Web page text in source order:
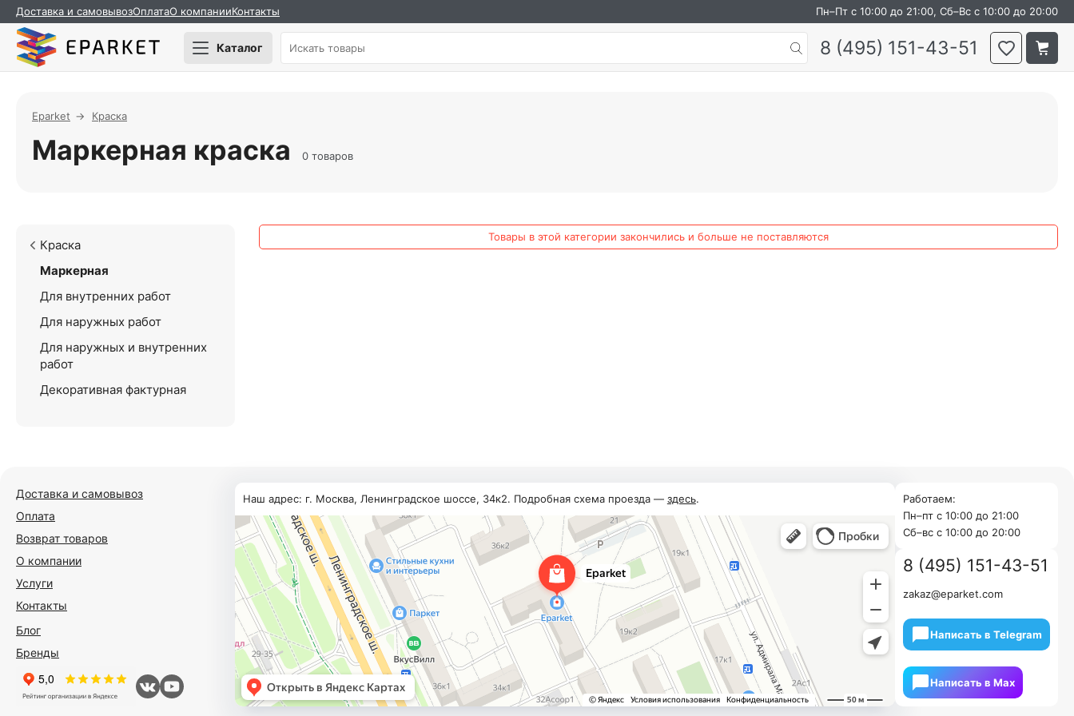
Доставка и самовывозОплатаО компанииКонтакты Пн–Пт с 10:00 до 21:00, Сб–Вс с 10:00 до 20:00
Каталог 8 (495) 151-43-51
Eparket Краска
Маркерная краска 0 товаров
Краска
Маркерная
Для внутренних работ
Для наружных работ
Для наружных и внутренних
работ
Декоративная фактурная
Товары в этой категории закончились и больше не поставляются
Доставка и самовывоз
Оплата
Возврат товаров
О компании
Услуги
Контакты
Блог
Бренды
Наш адрес: г. Москва, Ленинградское шоссе, 34к2. Подробная схема проезда — здесь.
Работаем:
Пн–пт с 10:00 до 21:00
Cб–вс с 10:00 до 20:00
8 (495) 151-43-51
zakaz@eparket.com
Написать в Telegram
Написать в Мах